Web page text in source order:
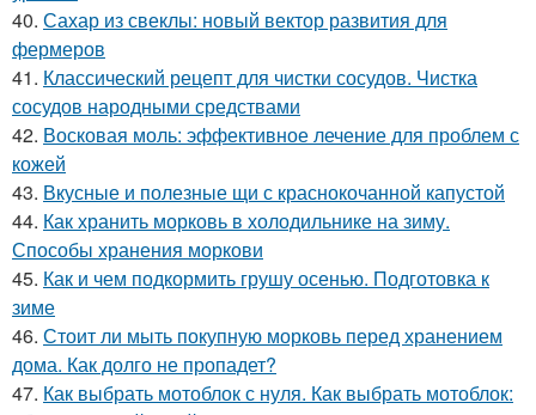
40. Сахар из свеклы: новый вектор развития для
фермеров
41. Классический рецепт для чистки сосудов. Чистка
сосудов народными средствами
42. Восковая моль: эффективное лечение для проблем с
кожей
43. Вкусные и полезные щи с краснокочанной капустой
44. Как хранить морковь в холодильнике на зиму.
Способы хранения моркови
45. Как и чем подкормить грушу осенью. Подготовка к
зиме
46. Стоит ли мыть покупную морковь перед хранением
дома. Как долго не пропадет?
47. Как выбрать мотоблок с нуля. Как выбрать мотоблок: